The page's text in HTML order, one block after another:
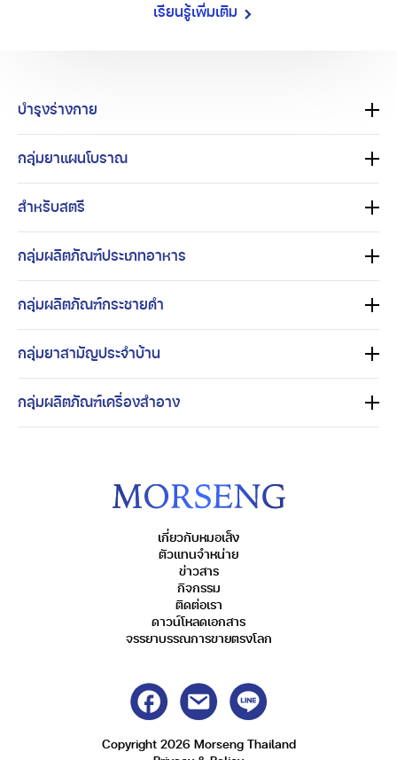
เรียนรู้เพิ่มเติม
บำรุงร่างกาย
กลุ่มยาแผนโบราณ
สำหรับสตรี
กลุ่มผลิตภัณฑ์ประเภทอาหาร
กลุ่มผลิตภัณฑ์กระชายดำ
กลุ่มยาสามัญประจำบ้าน
กลุ่มผลิตภัณฑ์เครื่องสำอาง
เกี่ยวกับหมอเส็ง
ตัวแทนจำหน่าย
ข่าวสาร
กิจกรรม
ติดต่อเรา
ดาวน์โหลดเอกสาร
จรรยาบรรณการขายตรงโลก
Copyright 2026 Morseng Thailand